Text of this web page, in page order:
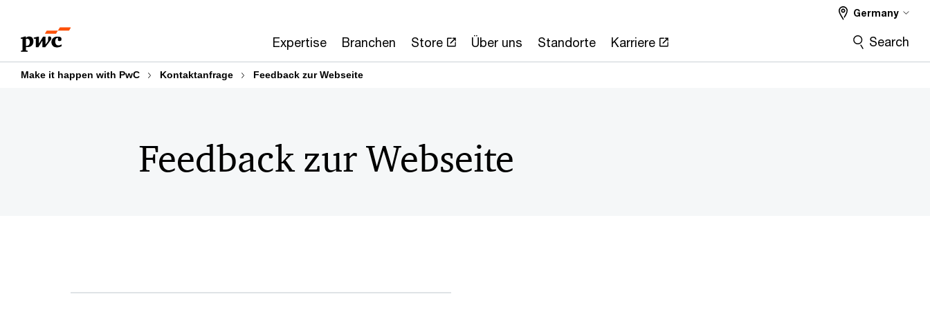
content
footer
Expertise Branchen Store Über uns Standorte Karriere
Germany
Search
Make it happen with PwC Kontaktanfrage Feedback zur Webseite
Feedback zur Webseite